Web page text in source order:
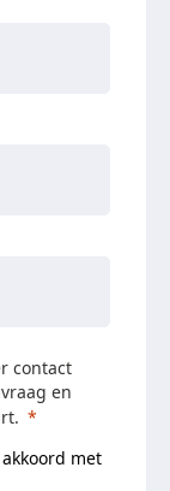
contact
en
met